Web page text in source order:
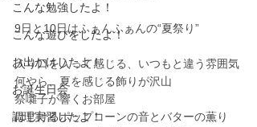
こんな勉強したよ！
こんな遊びをしたよ！
お出かけしたよ！
お誕生日会
調理実習したよ！
9日と10日はふぁんふぁんの“夏祭り”
入り口を入って感じる、いつもと違う雰囲気
何やら、夏を感じる飾りが沢山
祭囃子が響くお部屋
はじけるポップコーンの音とバターの薫り